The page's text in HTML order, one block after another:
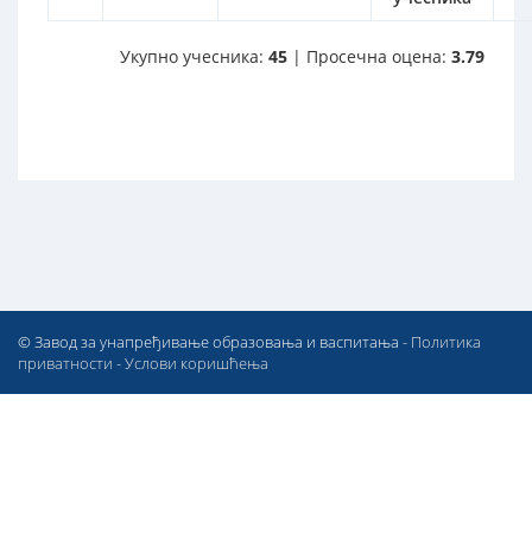
Укупно учесника: 45 | Просечна оцена: 3.79
© Завод за унапређивање образовања и васпитања - Политика
приватности -Услови коришћења